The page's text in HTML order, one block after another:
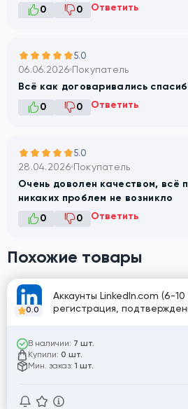
0 0 Ответить
5.0
06.06.2026 Покупатель
Всё как договаривались
0
0 Ответить
5.0
28.04.2026 Покупатель
Очень доволен качеством, всё
никаких проблем не возникло
0
0 Ответить
Похожие товары
0.0
Аккаунты LinkedIn.com (6-
регистрация,
В наличии: 7 шт.
Купили: 0 шт.
Мин. заказ: 1 шт.